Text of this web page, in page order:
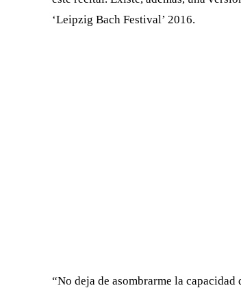
‘Leipzig Bach Festival’ 2016.
“No deja de asombrarme la